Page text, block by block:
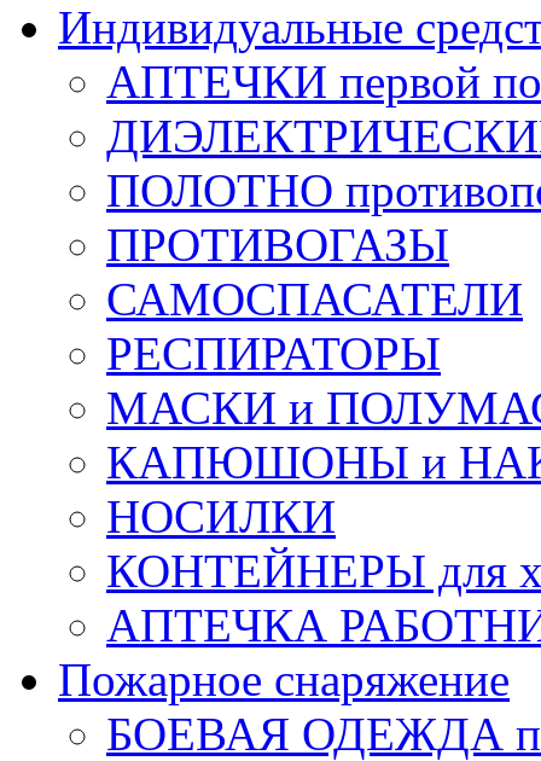
Индивидуальные
АПТЕЧКИ первой
ДИЭЛЕКТРИЧЕСКИЕ
ПОЛОТНО
ПРОТИВОГАЗЫ
САМОСПАСАТЕЛИ
РЕСПИРАТОРЫ
МАСКИ и
КАПЮШОНЫ и
НОСИЛКИ
КОНТЕЙНЕРЫ для
АПТЕЧКА
Пожарное снаряжение
БОЕВАЯ ОДЕЖДА